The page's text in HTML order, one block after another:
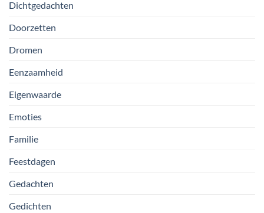
Dichtgedachten
Doorzetten
Dromen
Eenzaamheid
Eigenwaarde
Emoties
Familie
Feestdagen
Gedachten
Gedichten